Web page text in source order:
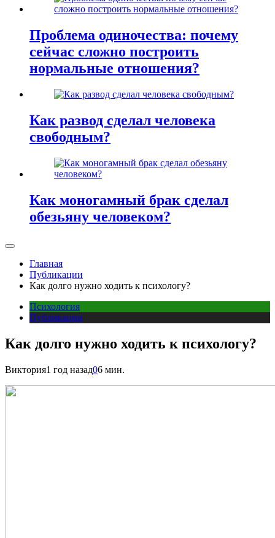
Проблема одиночества: почему
сейчас сложно построить
нормальные отношения?
Как развод сделал человека
свободным?
Как моногамный брак сделал
обезьяну человеком?
Главная
Публикации
Как долго нужно ходить к психологу?
Психология
Публикации
Как долго нужно ходить к психологу?
Виктория1 год назад06 мин.